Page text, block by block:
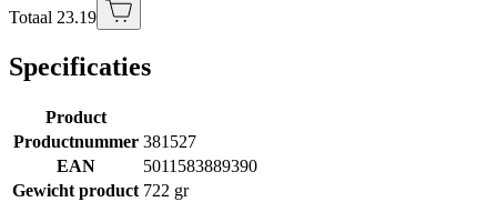
Totaal 23.19
Specificaties
Product
Productnummer 381527
EAN
5011583889390
Gewicht product 722 gr